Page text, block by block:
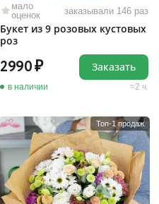
мало
оценок
заказывали 146 раз
Букет из 9 розовых кустовых
роз
2990
в наличии 2 ч.
Заказать
Топ-1 продаж